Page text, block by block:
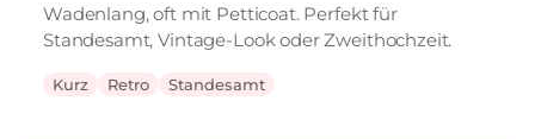
Wadenlang, oft mit Petticoat. Perfekt für
Standesamt, Vintage-Look oder Zweithochzeit.
Kurz Retro Standesamt